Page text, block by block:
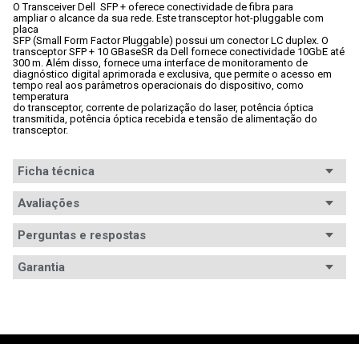
O Transceiver Dell  SFP + oferece conectividade de fibra para
ampliar o alcance da sua rede. Este transceptor hot-pluggable com
placa
SFP (Small Form Factor Pluggable) possui um conector LC duplex. O
transceptor SFP + 10 GBaseSR da Dell fornece conectividade 10GbE até
300 m. Além disso, fornece uma interface de monitoramento de
diagnóstico digital aprimorada e exclusiva, que permite o acesso em
tempo real aos parâmetros operacionais do dispositivo, como
temperatura
do transceptor, corrente de polarização do laser, potência óptica
transmitida, potência óptica recebida e tensão de alimentação do
transceptor.
Ficha técnica
Avaliações
Avaliações
ESCREVER AVALIAÇÃO
Perguntas e respostas
Garantia